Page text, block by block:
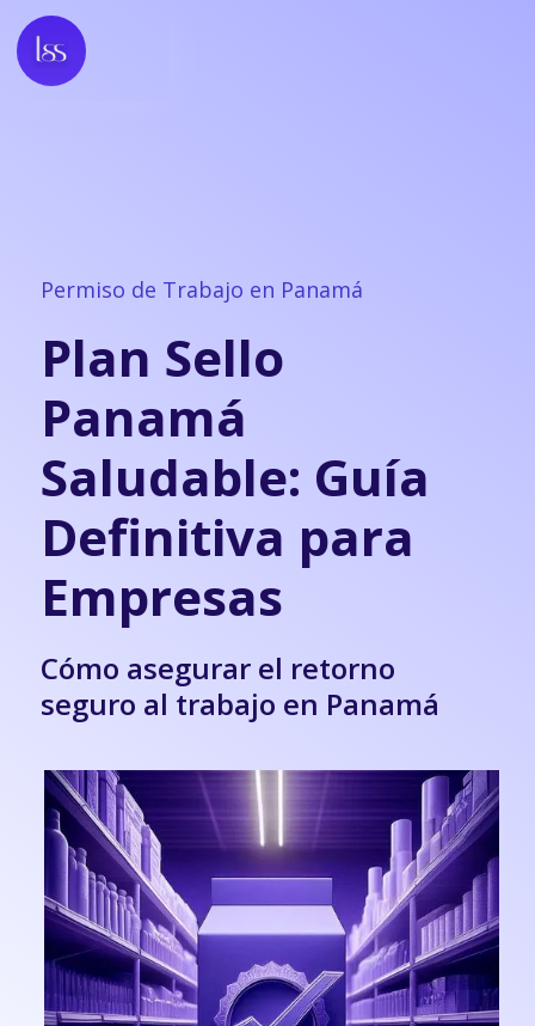
Permiso de Trabajo en Panamá
Plan Sello
Panamá
Saludable: Guía
Definitiva para
Empresas
Cómo asegurar el retorno
seguro al trabajo en Panamá